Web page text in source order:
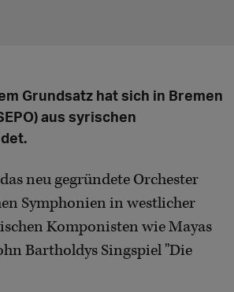
Grundsatz hat sich in Bremen
aus syrischen
neu gegründete Orchester
Symphonien in westlicher
Komponisten wie Mayas
Bartholdys Singspiel "Die